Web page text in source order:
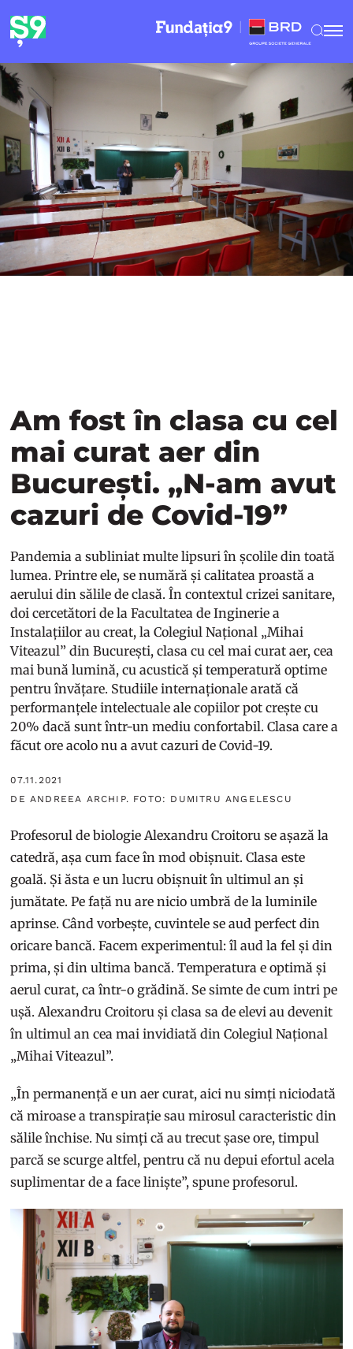
Am fost în clasa cu cel
mai curat aer din
București. „N-am avut
cazuri de Covid-19”
Pandemia a subliniat multe lipsuri în școlile din toată
lumea. Printre ele, se numără și calitatea proastă a
aerului din sălile de clasă. În contextul crizei sanitare,
doi cercetători de la Facultatea de Inginerie a
Instalațiilor au creat, la Colegiul Național „Mihai
Viteazul” din București, clasa cu cel mai curat aer, cea
mai bună lumină, cu acustică și temperatură optime
pentru învățare. Studiile internaționale arată că
performanțele intelectuale ale copiilor pot crește cu
20% dacă sunt într-un mediu confortabil. Clasa care a
făcut ore acolo nu a avut cazuri de Covid-19.
07.11.2021
DE ANDREEA ARCHIP. FOTO: DUMITRU ANGELESCU
Profesorul de biologie Alexandru Croitoru se așază la
catedră, așa cum face în mod obișnuit. Clasa este
goală. Și ăsta e un lucru obișnuit în ultimul an și
jumătate. Pe față nu are nicio umbră de la luminile
aprinse. Când vorbește, cuvintele se aud perfect din
oricare bancă. Facem experimentul: îl aud la fel și din
prima, și din ultima bancă. Temperatura e optimă și
aerul curat, ca într-o grădină. Se simte de cum intri pe
ușă. Alexandru Croitoru și clasa sa de elevi au devenit
în ultimul an cea mai invidiată din Colegiul Național
„Mihai Viteazul”.
„În permanență e un aer curat, aici nu simți niciodată
că miroase a transpirație sau mirosul caracteristic din
sălile închise. Nu simți că au trecut șase ore, timpul
parcă se scurge altfel, pentru că nu depui efortul acela
suplimentar de a face liniște”, spune profesorul.